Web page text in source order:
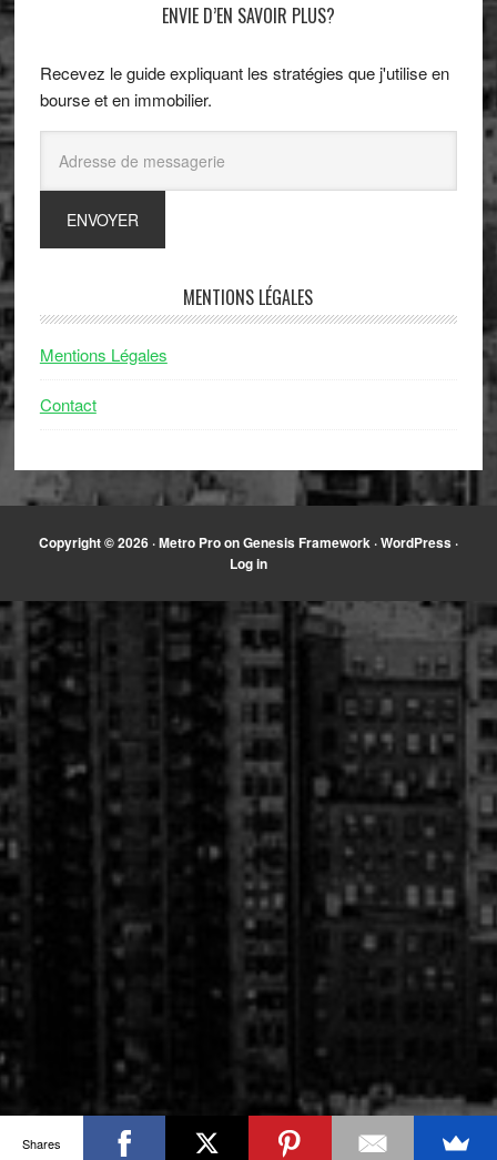
ENVIE D’EN SAVOIR PLUS?
Recevez le guide expliquant les stratégies que j'utilise en
bourse et en immobilier.
MENTIONS LÉGALES
Mentions Légales
Contact
Copyright © 2026 ·Metro ProonGenesis Framework ·WordPress ·
Log in
Shares